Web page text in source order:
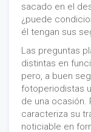
sacado en el
¿puede
él tengan sus
Las preguntas
distintas en
pero, a buen
fotoperiodistas
de una ocasión.
caracteriza su
noticiable en